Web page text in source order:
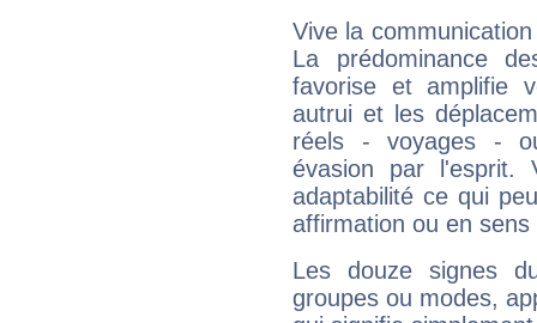
Vive la
La prédominance
favorise et amplifie
autrui et les
réels - voyages -
évasion par l'esprit.
adaptabilité ce qui
affirmation ou en
Les douze signes
groupes ou modes,